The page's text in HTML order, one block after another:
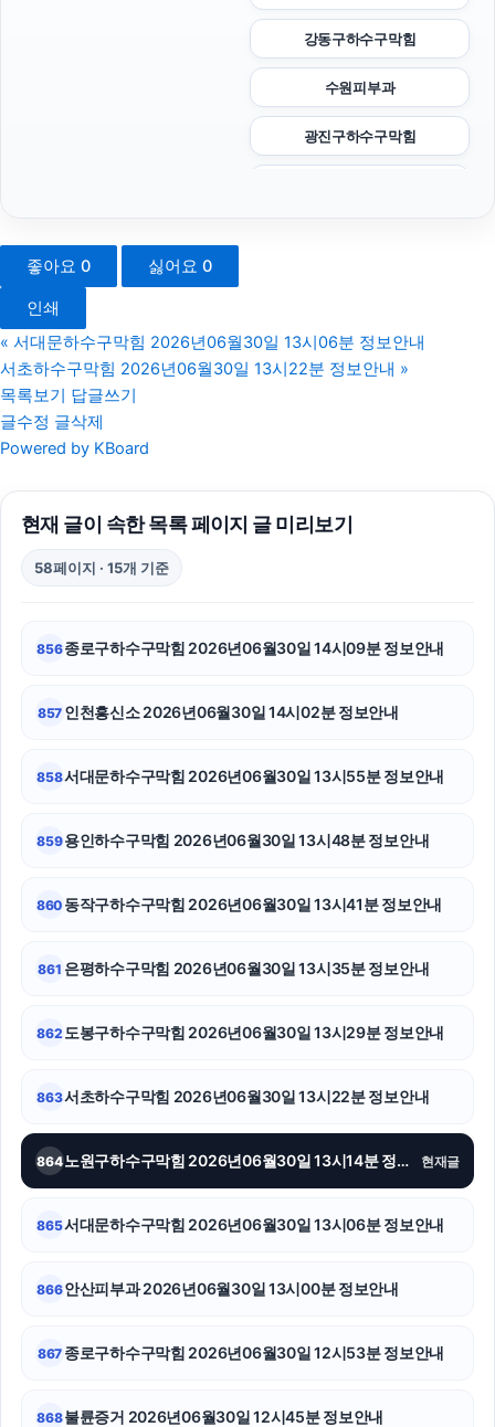
강동구하수구막힘
수원피부과
광진구하수구막힘
재산분할
수원이혼변호사
대전흥신소
축구반티
양육권
이혼변호사
금천하수구막힘
김해이혼전문변호사
좋아요 0 싫어요 0
인쇄
« 서대문하수구막힘 2026년06월30일 13시06분 정보안내
서초하수구막힘 2026년06월30일 13시22분 정보안내 »
목록보기 답글쓰기
글수정 글삭제
Powered by KBoard
현재 글이 속한 목록 페이지 글 미리보기
58페이지 · 15개 기준
856종로구하수구막힘 2026년06월30일 14시09분 정보안내
857 인천흥신소 2026년06월30일 14시02분 정보안내
858서대문하수구막힘 2026년06월30일 13시55분 정보안내
859용인하수구막힘 2026년06월30일 13시48분 정보안내
860 동작구하수구막힘 2026년06월30일 13시41분 정보안내
861 은평하수구막힘 2026년06월30일 13시35분 정보안내
862 도봉구하수구막힘 2026년06월30일 13시29분 정보안내
863서초하수구막힘 2026년06월30일 13시22분 정보안내
864 노원구하수구막힘 2026년06월30일 13시14분 정보안내 현재글
865서대문하수구막힘 2026년06월30일 13시06분 정보안내
866안산피부과 2026년06월30일 13시00분 정보안내
867 종로구하수구막힘 2026년06월30일 12시53분 정보안내
868불륜증거 2026년06월30일 12시45분 정보안내